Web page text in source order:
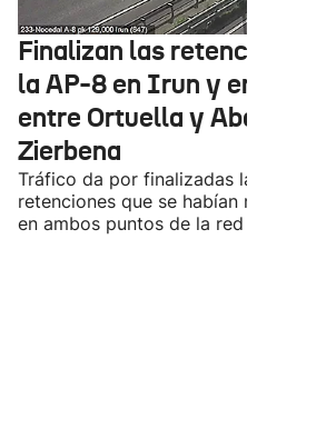
Finalizan las retenciones
la AP-8 en Irun y en la A-8
entre Ortuella y Abanto-
Zierbena
Tráfico da por finalizadas las
retenciones que se habían registrado
en ambos puntos de la red viaria